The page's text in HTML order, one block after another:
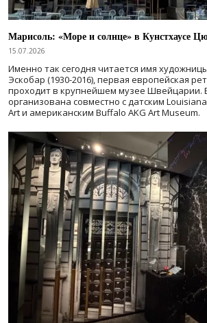
Марисоль: «Море и солнце» в Кунстхаусе
15.07.2026
Именно так сегодня читается имя
Эскобар (1930-2016), первая европейская
проходит в крупнейшем музее Швейцарии.
организована совместно с датским
Art и американским Buffalo AKG Art Museum.